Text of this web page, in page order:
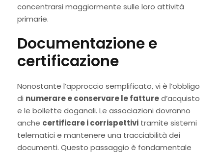
concentrarsi maggiormente sulle loro attività
primarie.
Documentazione e
certificazione
Nonostante l’approccio semplificato, vi è l’obbligo
di numerare e conservare le fattured’acquisto
e le bollette doganali. Le associazioni dovranno
anche certificare i corrispettivi tramite sistemi
telematici e mantenere una tracciabilità dei
documenti. Questo passaggio è fondamentale